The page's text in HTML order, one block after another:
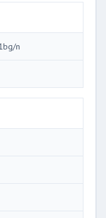
n